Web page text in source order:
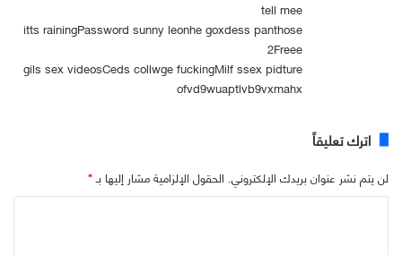
tell mee
itts rainingPassword sunny leonhe goxdess panthose
2Freee
gils sex videosCeds collwge fuckingMilf ssex pidture
ofvd9wuaptlvb9vxmahx
اترك تعليقاً
لن يتم نشر عنوان بريدك الإلكتروني. الحقول الإلزامية مشار إليها بـ*